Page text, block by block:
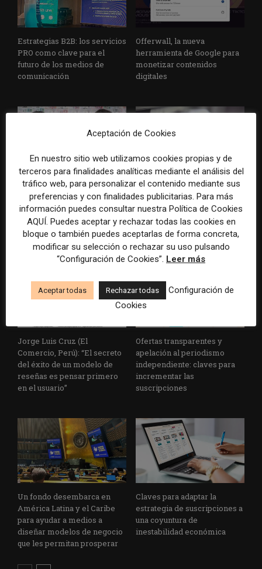
Estrategias B2B: los servicios
PRO como clave para el
futuro de los medios de
comunicación
Offerwall, la nueva
herramienta de Google para
monetizar contenidos
digitales
El medio de nicho que nació
en las redes para explicar la
economía y en dos años
logró ser sustentable
Invertir en publicidad como
parte del presupuesto ESG de
las empresas, la novedosa
propuesta para apoyar a los
medios locales
Jorge Luis Cruz (El
Comercio, Perú): “El secreto
del éxito de un modelo de
reseñas es pensar primero
en el usuario”
Ofertas transparentes y
apelación al periodismo
independiente: claves para
incrementar las
suscripciones
Un fondo desembarca en
América Latina y el Caribe
para ayudar a medios a
diseñar modelos de negocio
que les permitan prosperar
Claves para adaptar la
estrategia de suscripciones a
una coyuntura de
inestabilidad económica
Aceptación de Cookies
En nuestro sitio web utilizamos cookies propias y de
terceros para finalidades analíticas mediante el análisis del
tráfico web, para personalizar el contenido mediante sus
preferencias y con finalidades publicitarias. Para más
información puedes consultar nuestra Política de Cookies
AQUÍ. Puedes aceptar y rechazar todas las cookies en
bloque o también puedes aceptarlas de forma concreta,
modificar su selección o rechazar su uso pulsando
“Configuración de Cookies”. Leer más
Aceptar todas Rechazar todas
Configuración de
Cookies